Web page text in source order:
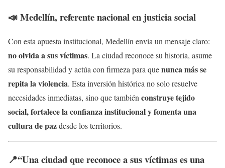
📣 Medellín, referente nacional en justicia social
Con esta apuesta institucional, Medellín envía un mensaje claro:
no olvida a sus víctimas. La ciudad reconoce su historia, asume
su responsabilidad y actúa con firmeza para quenunca más se
repita la violencia. Esta inversión histórica no solo resuelve
necesidades inmediatas, sino que tambiénconstruye tejido
social, fortalece la confianza institucional y fomenta una
cultura de pazdesde los territorios.
📍“Una ciudad que reconoce a sus víctimas es una